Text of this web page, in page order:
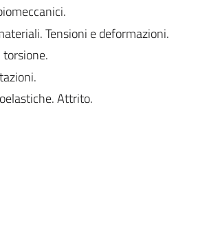
Tensioni e deformazioni.
Attrito.